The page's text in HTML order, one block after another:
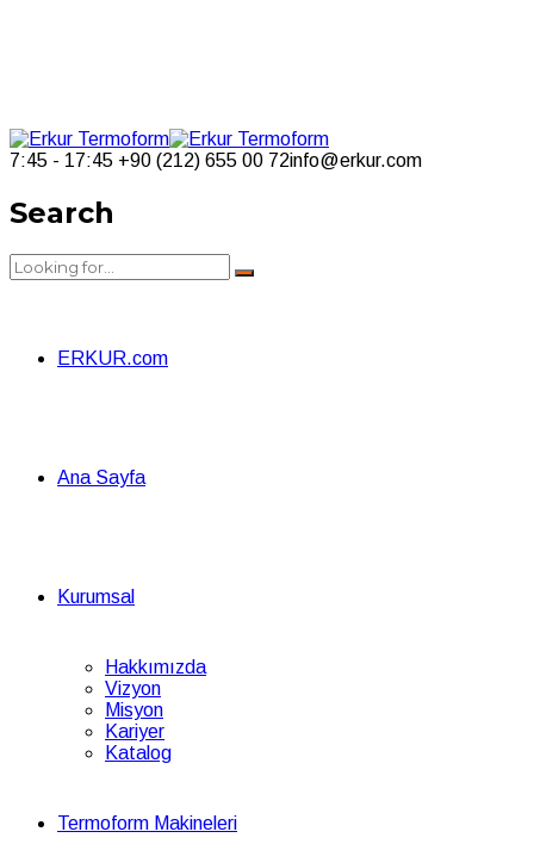
7:45 - 17:45 +90 (212) 655 00 72info@erkur.com
Search
ERKUR.com
Ana Sayfa
Kurumsal
Hakkımızda
Vizyon
Misyon
Kariyer
Katalog
Termoform Makineleri